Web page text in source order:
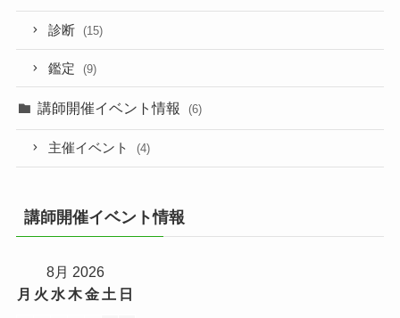
診断 (15)
鑑定 (9)
講師開催イベント情報 (6)
主催イベント (4)
講師開催イベント情報
8月 2026
月 火 水木金 土 日